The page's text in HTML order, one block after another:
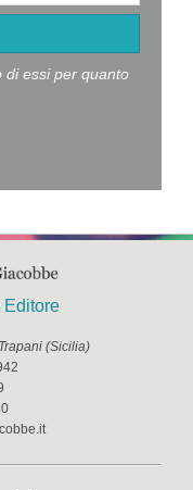
di essi per quanto
Editore
Trapani (Sicilia)